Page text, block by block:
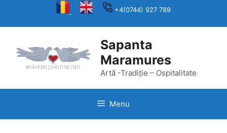
+4(0744) 927 789
Sapanta
Maramures
Artă -Tradiție – Ospitalitate
Menu